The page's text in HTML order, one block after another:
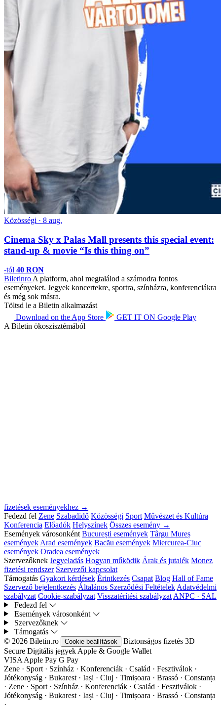
Közösségi · 8 aug.
Cinema Sky x Palas Mall presents this special event:
stand-up & movie “Is this thing on”
-tól 40 RON
Biletinro A platform, ahol megtalálod a számodra fontos
eseményeket. Jegyek koncertekre, sportra, színházra, konferenciákra
és még sok másra.
Töltsd le a Biletin alkalmazást
Download on the App Store GET IT ON Google Play
A Biletin ökoszisztémából
fizetések eseményekhez →
Fedezd fel Zene Szabadidő Közösségi Sport Művészet és Kultúra
Konferencia Előadók Helyszínek Összes esemény →
Események városonként București események Târgu Mureș
események Arad események Bacău események Miercurea-Ciuc
események Oradea események
Szervezőknek Jegyeladás Hogyan működik Árak és jutalék Monez
fizetési rendszer Szervezői kapcsolat
Támogatás Gyakori kérdések Érintkezés Csapat Blog Hall of Fame
Szervező bejelentkezés Általános Szerződési Feltételek Adatvédelmi
szabályzat Cookie-szabályzat Visszatérítési szabályzat ANPC · SAL
Fedezd fel
Események városonként
Szervezőknek
Támogatás
© 2026 Biletin.ro
Cookie-beállítások Biztonságos fizetés 3D
Secure Digitális jegyek Apple & Google Wallet
VISA Apple Pay G Pay
Zene · Sport · Színház · Konferenciák · Család · Fesztiválok ·
Jótékonyság · Bukarest · Iași · Cluj · Timișoara · Brassó · Constanța
· Zene · Sport · Színház · Konferenciák · Család · Fesztiválok ·
Jótékonyság · Bukarest · Iași · Cluj · Timișoara · Brassó · Constanța
·